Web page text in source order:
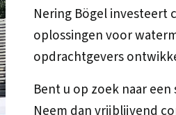
Nering Bögel investeert
oplossingen voor
opdrachtgevers
Bent u op zoek naar